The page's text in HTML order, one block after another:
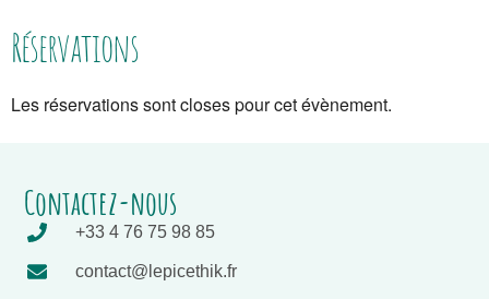
Réservations
Les réservations sont closes pour cet évènement.
Contactez-nous
+33 4 76 75 98 85
contact@lepicethik.fr